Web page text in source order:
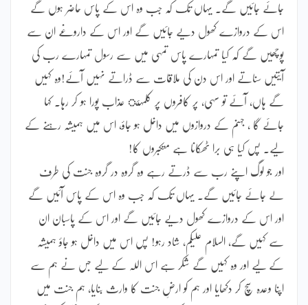
جائے جائیں گے۔ یہاں تک کہ جب وہ اس کے پاس حاضر ہوں گے
اس کے دروازے کھول دیے جائیں گے اور اس کے داروغے ان سے
پوچھیں گے کہ کیا تمہارے پاس تمہی میں سے رسول تمہارے رب کی
آیتیں سناتے اور اس دن کی ملاقات سے ڈراتے نہیں آئے!وہ کہیں
گے ہاں، آئے تو سہی، پر کافروں پر کلمہئ عذاب پورا ہو کر رہا۔ کہا
جائے گا ، جہنم کے دروازوں میں داخل ہو جاؤ، اس میں ہمیشہ رہنے کے
لیے۔ پس کیا ہی برا ٹھکانا ہے متکبروں کا!
اور جو لوگ اپنے رب سے ڈرتے رہے وہ گروہ در گروہ جنت کی طرف
لے جائے جائیں گے۔ یہاں تک کہ جب وہ اس کے پاس آئیں گے
اور اس کے دروازے کھول دیے جائیں گے اور اس کے پاسبان ان
سے کہیں گے، السلام علیکم، شاد رہو! پس اس میں داخل ہو جاؤ ہمیشہ
کے لیے اور وہ کہیں گے شکر ہے اس اللہ کے لیے جس نے ہم سے
اپنا وعدہ سچ کر دکھایا اور ہم کو ارضِ جنت کا وارث بنایا، ہم جنت میں